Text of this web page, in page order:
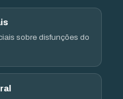
sobre disfunções do